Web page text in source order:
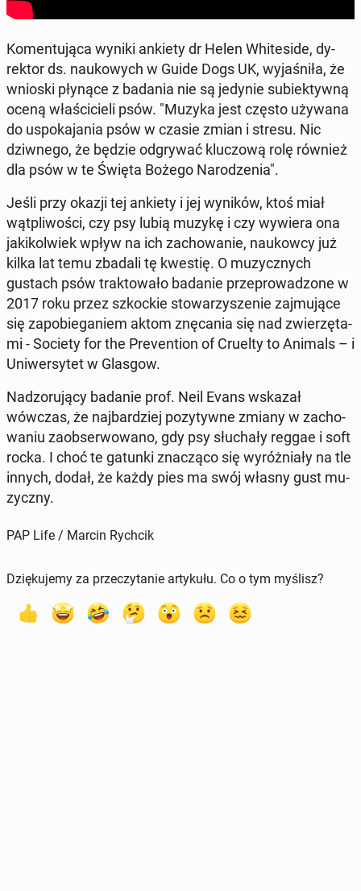
Ko­men­tu­ją­ca wyniki ankiety dr Helen Whi­te­si­de, dy­
rek­tor ds. na­uko­wych w Guide Dogs UK, wy­ja­śni­ła, że
wnioski płynące z badania nie są jedynie su­biek­tyw­ną
oceną wła­ści­cie­li psów. "Muzyka jest często używana
do uspo­ka­ja­nia psów w czasie zmian i stresu. Nic
dziw­ne­go, że będzie od­gry­wać klu­czo­wą rolę również
dla psów w te Święta Bożego Na­ro­dze­nia".
Jeśli przy okazji tej ankiety i jej wyników, ktoś miał
wąt­pli­wo­ści, czy psy lubią muzykę i czy wywiera ona
ja­ki­kol­wiek wpływ na ich za­cho­wa­nie, na­ukow­cy już
kilka lat temu zbadali tę kwestię. O mu­zycz­nych
gustach psów trak­to­wa­ło badanie prze­pro­wa­dzo­ne w
2017 roku przez szkoc­kie sto­wa­rzy­sze­nie zaj­mu­ją­ce
się za­po­bie­ga­niem aktom znę­ca­nia się nad zwie­rzę­ta­
mi - Society for the Pre­ven­tion of Cruelty to Animals – i
Uni­wer­sy­tet w Glasgow.
Nad­zo­ru­ją­cy badanie prof. Neil Evans wskazał
wówczas, że naj­bar­dziej po­zy­tyw­ne zmiany w za­cho­
wa­niu za­ob­ser­wo­wa­no, gdy psy słu­cha­ły reggae i soft
rocka. I choć te gatunki zna­czą­co się wy­róż­nia­ły na tle
innych, dodał, że każdy pies ma swój własny gust mu­
zycz­ny.
PAP Life / Marcin Rychcik
Dziękujemy za przeczytanie artykułu. Co o tym myślisz?